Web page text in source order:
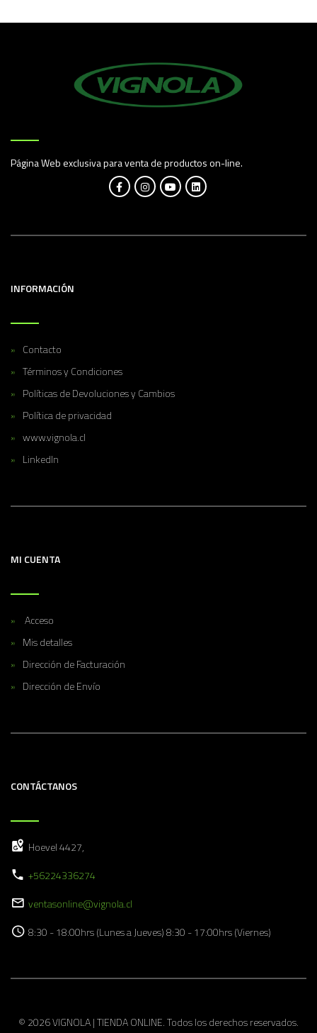
Página Web exclusiva para venta de productos on-line.
INFORMACIÓN
Contacto
Términos y Condiciones
Políticas de Devoluciones y Cambios
Política de privacidad
www.vignola.cl
LinkedIn
MI CUENTA
Acceso
Mis detalles
Dirección de Facturación
Dirección de Envío
CONTÁCTANOS
Hoevel 4427,
+56224336274
ventasonline@vignola.cl
8:30 - 18:00hrs (Lunes a Jueves) 8:30 - 17:00hrs (Viernes)
© 2026 VIGNOLA | TIENDA ONLINE. Todos los derechos reservados.